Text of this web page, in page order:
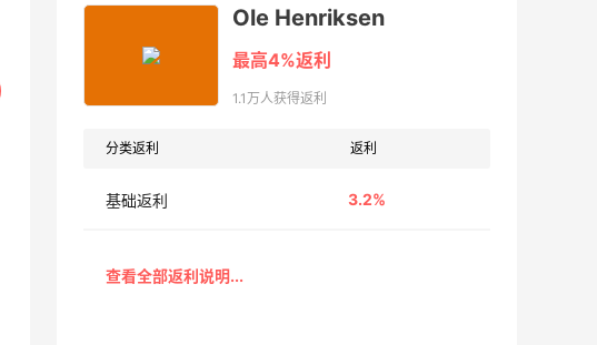
Ole Henriksen
最高4%返利
1.1万人获得返利
分类返利 返利
基础返利 3.2%